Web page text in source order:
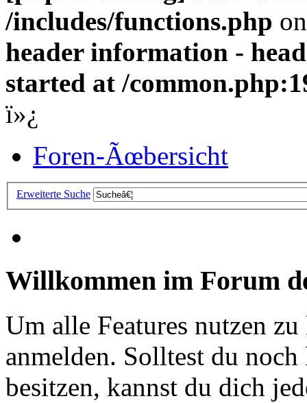
/includes/functions.php
header information -
started at /
ï»¿
Foren-Ãœbersicht
Erweiterte Suche
Willkommen im Forum
Um alle Features nutzen
anmelden. Solltest du
besitzen, kannst du dich